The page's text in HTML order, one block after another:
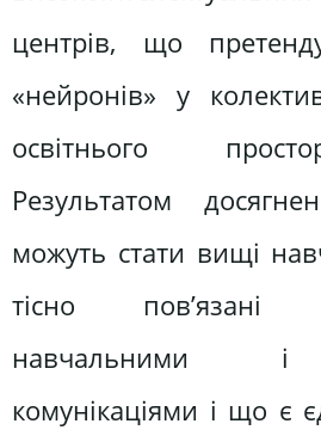
центрів, що
«нейронів» у
освітнього
Результатом
можуть стати вищі
тісно
навчальними і
комунікаціями і що є